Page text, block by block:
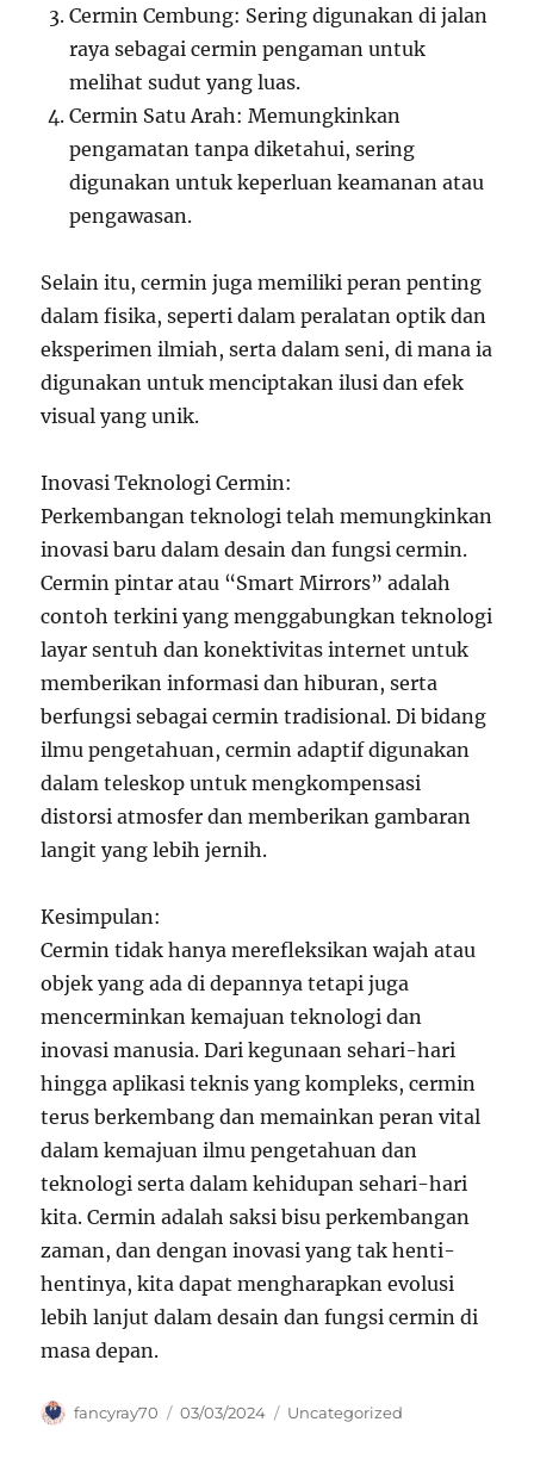
Cermin Cembung: Sering digunakan di jalan
raya sebagai cermin pengaman untuk
melihat sudut yang luas.
Cermin Satu Arah: Memungkinkan
pengamatan tanpa diketahui, sering
digunakan untuk keperluan keamanan atau
pengawasan.
Selain itu, cermin juga memiliki peran penting
dalam fisika, seperti dalam peralatan optik dan
eksperimen ilmiah, serta dalam seni, di mana ia
digunakan untuk menciptakan ilusi dan efek
visual yang unik.
Inovasi Teknologi Cermin:
Perkembangan teknologi telah memungkinkan
inovasi baru dalam desain dan fungsi cermin.
Cermin pintar atau “Smart Mirrors” adalah
contoh terkini yang menggabungkan teknologi
layar sentuh dan konektivitas internet untuk
memberikan informasi dan hiburan, serta
berfungsi sebagai cermin tradisional. Di bidang
ilmu pengetahuan, cermin adaptif digunakan
dalam teleskop untuk mengkompensasi
distorsi atmosfer dan memberikan gambaran
langit yang lebih jernih.
Kesimpulan:
Cermin tidak hanya merefleksikan wajah atau
objek yang ada di depannya tetapi juga
mencerminkan kemajuan teknologi dan
inovasi manusia. Dari kegunaan sehari-hari
hingga aplikasi teknis yang kompleks, cermin
terus berkembang dan memainkan peran vital
dalam kemajuan ilmu pengetahuan dan
teknologi serta dalam kehidupan sehari-hari
kita. Cermin adalah saksi bisu perkembangan
zaman, dan dengan inovasi yang tak henti-
hentinya, kita dapat mengharapkan evolusi
lebih lanjut dalam desain dan fungsi cermin di
masa depan.
Author
fancyray70
Posted
03/03/2024 Categories
Uncategorized